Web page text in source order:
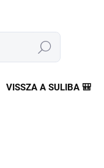
Keresés
VISSZA A SULIBA 🎒